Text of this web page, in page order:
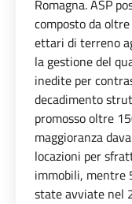
Romagna. ASP
composto da
ettari di terreno
la gestione del
inedite per
decadimento
promosso oltre
maggioranza
locazioni per
immobili, mentre
state avviate nel